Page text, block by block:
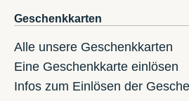
Geschenkkarten
Alle unsere Geschenkkarten
Eine Geschenkkarte einlösen
Infos zum Einlösen der